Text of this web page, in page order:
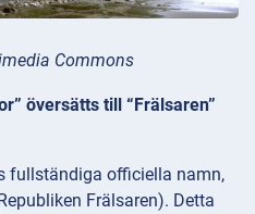
Commons
översätts till “Frälsaren”
fullständiga officiella namn,
Frälsaren). Detta